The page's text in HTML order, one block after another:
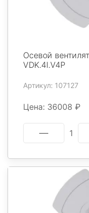
Осевой
VDK.4I.V4P
Артикул: 107127
Цена: 36008 ₽
1